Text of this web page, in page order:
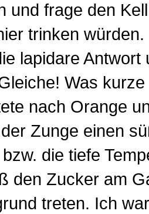
und frage den
trinken
lapidare Antwort
Was
nach Orange
Zunge einen
die tiefe
den Zucker am
treten. Ich